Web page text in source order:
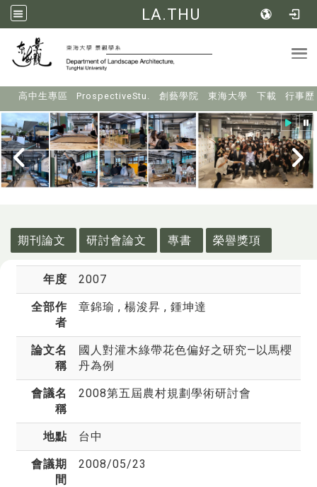
LA.THU
高中生專區 ProspectiveStu. 創藝學院 東海大學 下載 行事歷
期刊論文
研討會論文 專書 榮譽獎項
年度 2007
全部作
者
章錦瑜 , 楊浚昇 , 鍾坤達
論文名
稱
國人對灌木綠帶花色偏好之研究—以馬櫻
丹為例
會議名
稱
2008第五屆農村規劃學術研討會
地點 台中
會議期
間
2008/05/23